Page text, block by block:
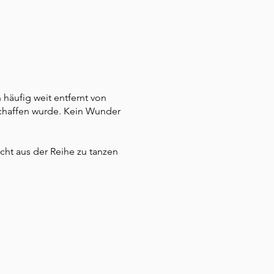
häufig weit entfernt von
wurde. Kein Wunder
aus der Reihe zu tanzen